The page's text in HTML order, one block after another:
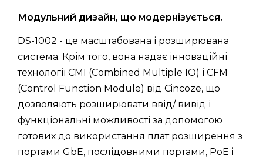
Модульний дизайн, що модернізується.
DS-1002 - це масштабована і розширювана
система. Крім того, вона надає інноваційні
технології CMI (Combined Multiple IO) і CFM
(Control Function Module) від Cincoze, що
дозволяють розширювати ввід/ вивід і
функціональні можливості за допомогою
готових до використання плат розширення з
портами GbE, послідовними портами, PoE і